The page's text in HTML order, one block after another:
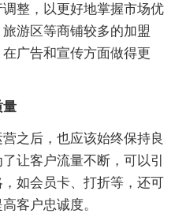
整，以更好地掌握市场优
游区等商铺较多的加盟
广告和宣传方面做得更
量
之后，也应该始终保持良
让客户流量不断，可以引
如会员卡、打折等，还可
客户忠诚度。